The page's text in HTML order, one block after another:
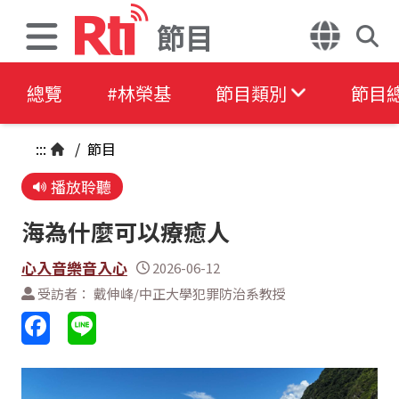
節目
總覽 #林榮基 節目類別 節目
::: / 節目
播放聆聽
海為什麼可以療癒人
心入音樂音入心
2026-06-12
受訪者： 戴伸峰/中正大學犯罪防治系教授